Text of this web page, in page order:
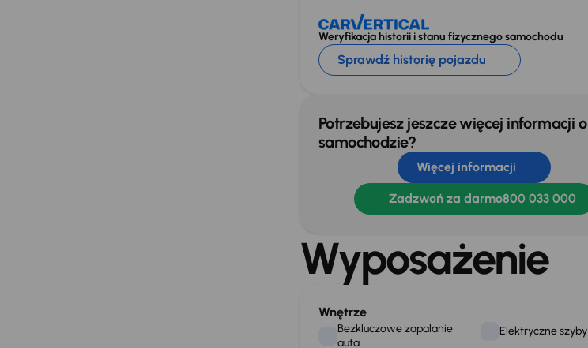
Weryfikacja historii i stanu fizycznego samochodu
Sprawdź historię pojazdu
Potrzebujesz jeszcze więcej informacji o
samochodzie?
Więcej informacji
Zadzwoń za darmo800 033 000
Wyposażenie
Wnętrze
Bezkluczowe zapalanie
auta
Elektryczne szyby